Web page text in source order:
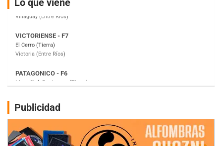
Lo que viene
Victoria (Entre Ríos)
Moto Club Reginense (Tierra)
Gral. E. Godoy (Río Negro)
Juventud Unida (Tierra)
Humboldt (Santa Fe)
NORESTE SANTAFESINO - F6
SUR SANTAFESINO - F4
Publicidad